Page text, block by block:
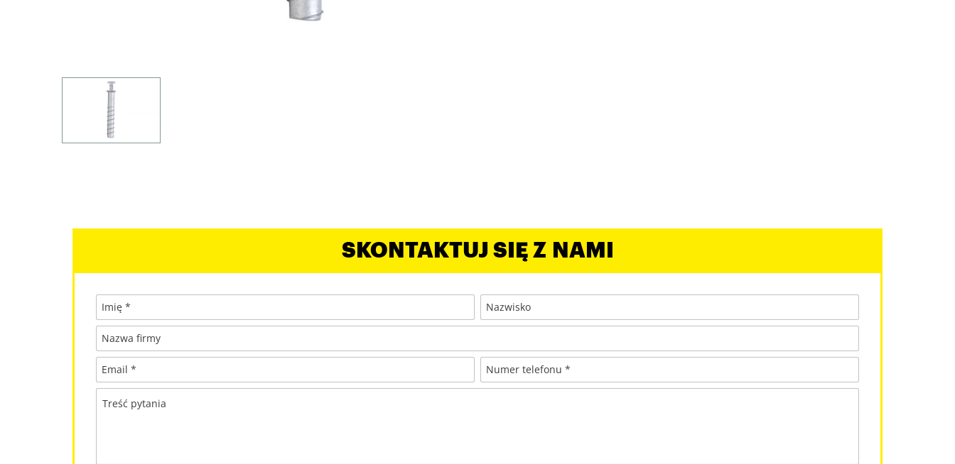
SKONTAKTUJ SIĘ Z NAMI
Imię * Nazwisko
Nazwa firmy
Email * Numer telefonu *
Treść pytania